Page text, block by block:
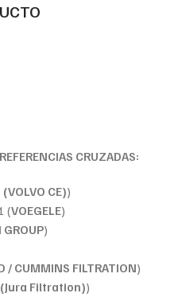
CRUZADAS:
(VOLVO CE))
(VOEGELE)
GROUP)
/ CUMMINS FILTRATION)
(Jura Filtration))